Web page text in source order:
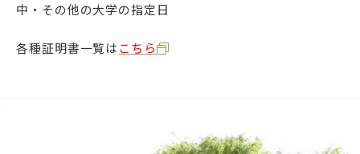
中・その他の大学の指定日
各種証明書一覧はこちら